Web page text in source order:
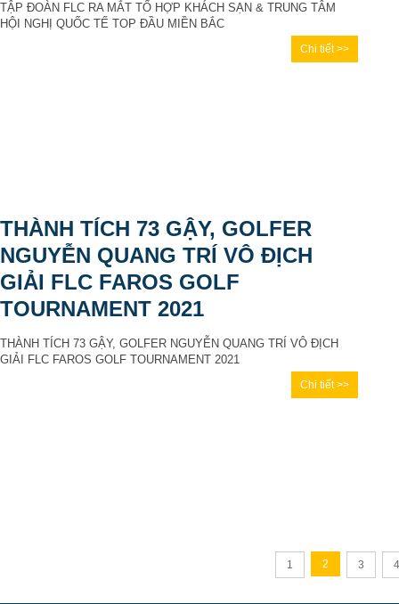
TẬP ĐOÀN FLC RA MẮT TỔ HỢP KHÁCH SẠN & TRUNG TÂM
HỘI NGHỊ QUỐC TẾ TOP ĐẦU MIỀN BẮC
Chi tiết >>
THÀNH TÍCH 73 GẬY, GOLFER
NGUYỄN QUANG TRÍ VÔ ĐỊCH
GIẢI FLC FAROS GOLF
TOURNAMENT 2021
THÀNH TÍCH 73 GẬY, GOLFER NGUYỄN QUANG TRÍ VÔ ĐỊCH
GIẢI FLC FAROS GOLF TOURNAMENT 2021
Chi tiết >>
1 2 3 4